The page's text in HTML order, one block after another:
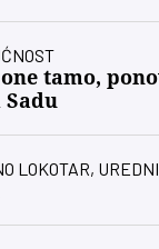
tamo,
LOKOTAR,